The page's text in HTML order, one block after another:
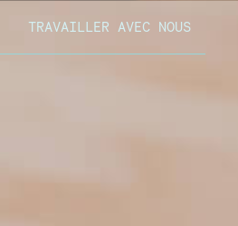
TRAVAILLER AVEC NOUS